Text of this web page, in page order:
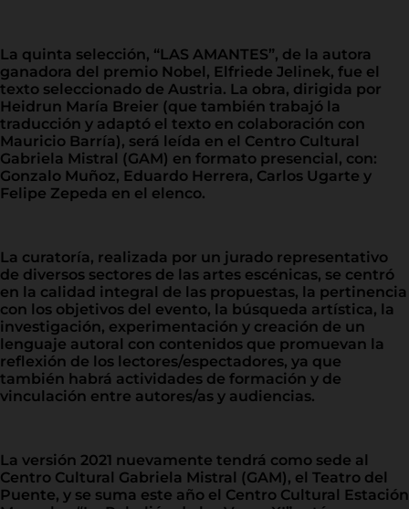
La quinta selección, “LAS AMANTES”, de la autora
ganadora del premio Nobel, Elfriede Jelinek, fue el
texto seleccionado de Austria. La obra, dirigida por
Heidrun María Breier (que también trabajó la
traducción y adaptó el texto en colaboración con
Mauricio Barría), será leída en el Centro Cultural
Gabriela Mistral (GAM) en formato presencial, con:
Gonzalo Muñoz, Eduardo Herrera, Carlos Ugarte y
Felipe Zepeda en el elenco.
La curatoría, realizada por un jurado representativo
de diversos sectores de las artes escénicas, se centró
en la calidad integral de las propuestas, la pertinencia
con los objetivos del evento, la búsqueda artística, la
investigación, experimentación y creación de un
lenguaje autoral con contenidos que promuevan la
reflexión de los lectores/espectadores, ya que
también habrá actividades de formación y de
vinculación entre autores/as y audiencias.
La versión 2021 nuevamente tendrá como sede al
Centro Cultural Gabriela Mistral (GAM), el Teatro del
Puente, y se suma este año el Centro Cultural Estación